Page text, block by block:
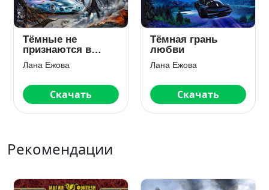
Тёмные не
признаются в
любви
Лана Ежова
Скачать
Тёмная грань
любви
Лана Ежова
Скачать
Рекомендации